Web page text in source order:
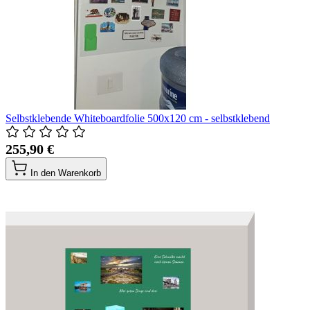
Selbstklebende Whiteboardfolie 500x120 cm - selbstklebend
255,90 €
In den Warenkorb